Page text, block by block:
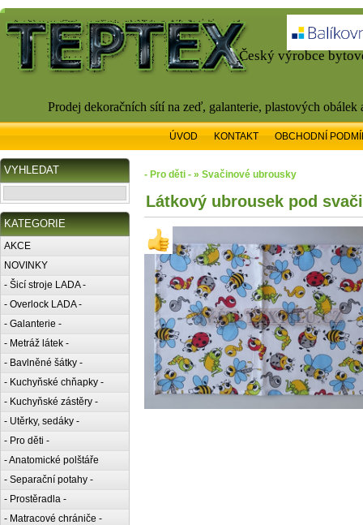
Český výrobce
Prodej dekoračních sítí na zeď, galanterie, plastových
ÚVOD KONTAKT OBCHODNÍ
VYHLEDAT
KATEGORIE
AKCE
NOVINKY
- Šicí stroje LADA -
- Overlock LADA -
- Galanterie -
- Metráž látek -
- Bavlněné šátky -
- Kuchyňské chňapky -
- Kuchyňské zástěry -
- Utěrky, sedáky -
- Pro děti -
- Anatomické polštáře
- Separační potahy -
- Prostěradla -
- Matracové chrániče -
- Pro děti - » Svačinové ubrousky
Látkový ubrousek pod